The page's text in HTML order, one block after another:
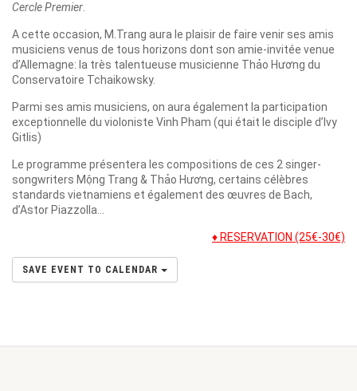
Cercle Premier
A cette occasion, M.Trang aura le plaisir de faire venir ses amis
musiciens venus de tous horizons dont son amie-invitée venue
d’Allemagne: la très talentueuse musicienne Thảo Hương du
Conservatoire Tchaikowsky.
Parmi ses amis musiciens, on aura également la participation
exceptionnelle du violoniste Vinh Pham (qui était le disciple d’Ivy
Gitlis)
Le programme présentera les compositions de ces 2 singer-
songwriters Mộng Trang & Thảo Hương, certains célèbres
standards vietnamiens et également des œuvres de Bach,
d’Astor Piazzolla…
♦ RESERVATION (25€-30€)
SAVE EVENT TO CALENDAR